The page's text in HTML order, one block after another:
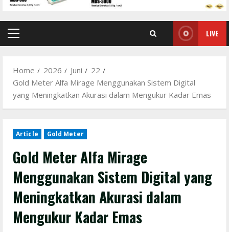
Primary
LIVE
Home 2026 Juni
22
Gold Meter Alfa Mirage Menggunakan Sistem Digital
yang Meningkatkan Akurasi dalam Mengukur Kadar Emas
Article Gold Meter
Gold Meter Alfa Mirage
Menggunakan Sistem Digital yang
Meningkatkan Akurasi dalam
Mengukur Kadar Emas